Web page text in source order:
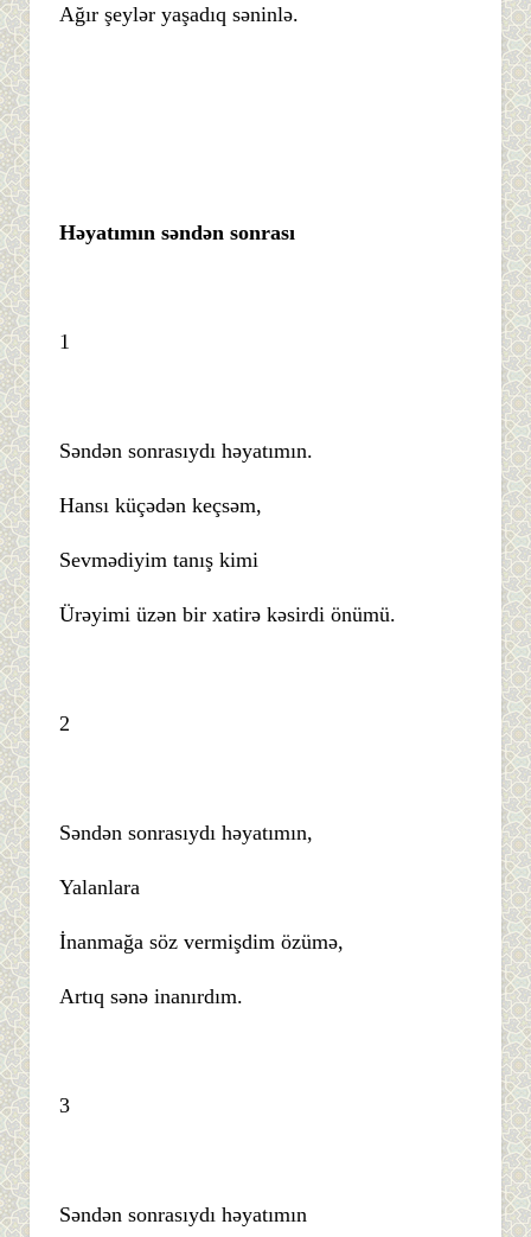
Ağır şeylər yaşadıq səninlə.
Həyatımın səndən sonrası
1
Səndən sonrasıydı həyatımın.
Hansı küçədən keçsəm,
Sevmədiyim tanış kimi
Ürəyimi üzən bir xatirə kəsirdi önümü.
2
Səndən sonrasıydı həyatımın,
Yalanlara
İnanmağa söz vermişdim özümə,
Artıq sənə inanırdım.
3
Səndən sonrasıydı həyatımın